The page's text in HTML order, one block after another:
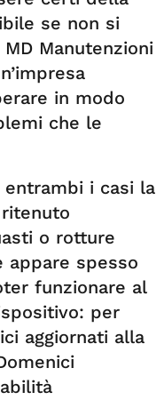
se non si
Manutenzioni
in modo
che le
i casi la
o rotture
appare spesso
funzionare al
per
aggiornati alla